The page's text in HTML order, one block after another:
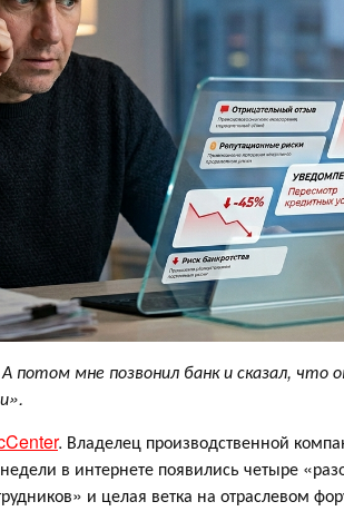
мне позвонил банк и сказал, что
. Владелец производственной
в интернете появились четыре
и целая ветка на отраслевом